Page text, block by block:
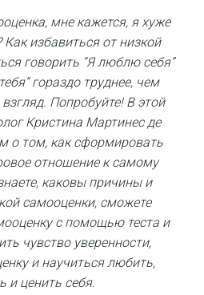
мне кажется, я хуже
Как избавиться от низкой
говорить “Я люблю себя”
гораздо труднее, чем
Попробуйте! В этой
Кристина Мартинес де
о том, как сформировать
отношение к самому
каковы причины и
самооценки, сможете
с помощью теста и
чувство уверенности,
и научиться любить,
и ценить себя.